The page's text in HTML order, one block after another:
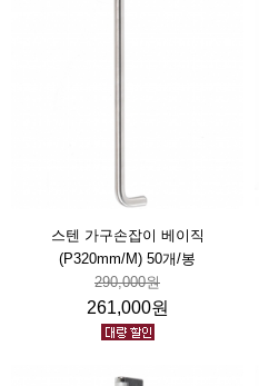
스텐 가구손잡이 베이직
(P320mm/M) 50개/봉
290,000원
261,000원